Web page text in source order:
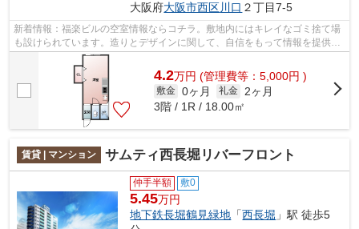
大阪府大阪市西区川口 ２丁目7-5
新着情報：福楽ビルの空室情報ならコチラ。敷地内にはキレイなゴミ捨て場
も設けられています。造りとデザインに関して、自信をもって情報を提供で
きるマンションです。駅から徒歩9分に...
4.2万円 (管理費等：5,000円 )
敷金 0ヶ月 礼金
2ヶ月
3階 / 1R / 18.00㎡
賃貸 | マンション サムティ西長堀リバーフロント
仲手半額 敷0
5.45万円
地下鉄長堀鶴見緑地 「西長堀 」駅 徒歩5